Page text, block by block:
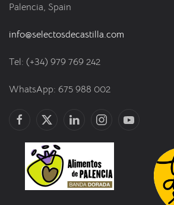
Palencia, Spain
info@selectosdecastilla.com
Tel: (+34) 979 769 242
WhatsApp: 675 988 002